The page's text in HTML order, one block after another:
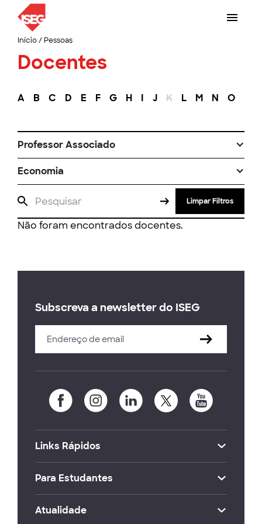
Início/ Pessoas
Docentes
A B C D E F G H I J K L M N O
Professor Associado
Economia
Limpar Filtros
Não foram encontrados docentes.
Subscreva a newsletter do ISEG
Links Rápidos
Para Estudantes
Atualidade